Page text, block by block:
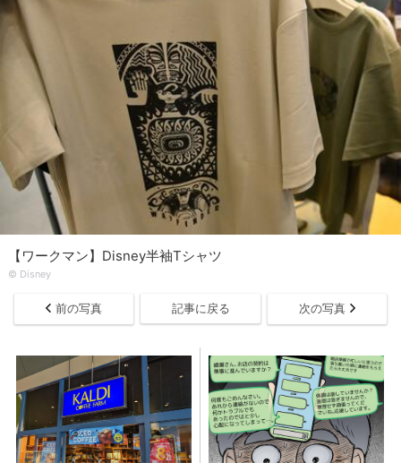
【ワークマン】Disney半袖Tシャツ
© Disney
前の写真 記事に戻る 次の写真